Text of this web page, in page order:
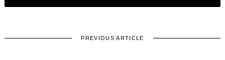
PREVIOUS ARTICLE